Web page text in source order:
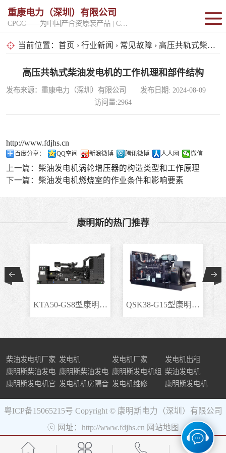
重康电力（深圳）有限公司
当前位置： 首页 › 行业新闻 › 常见故障 › 高压共轨式柴油发电机的工作机理和部件结构
高压共轨式柴油发电机的工作机理和部件结构
发布来源：重康电力（深圳）有限公司 发布日期: 2024-08-09
访问量:2964
http://www.fdjhs.cn
百度分享： QQ空间 新浪微博 腾讯微博 人人网 微信
上一篇： 柴油发电机涡轮增压器的构造类型和工作原理
下一篇： 柴油发电机燃烧室的作业条件和影响要素
康明斯的热门推荐
KTA50-GS8型康明斯柴.. QSK38-G15型康明斯柴..
柴油发电机厂家 发电机 发电机厂家
发电机出租
康明斯柴油发电
机组
康明斯柴油发电
机
康明斯发电机组 柴油发电机
康明斯发电机官 发电机机房隔音 发电机维修 康明斯发电机
粤ICP备15065215号 Copyright © 康明斯电力（深圳）有限公司
ⓔ 网址：http://www.fdjhs.cn 网站地图
固定开架式
超静音型
移动电站